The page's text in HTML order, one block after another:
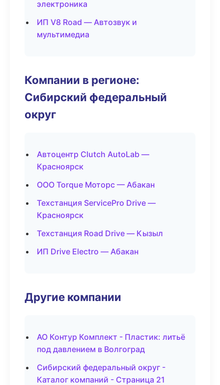
электроника
ИП V8 Road — Автозвук и
мультимедиа
Компании в регионе:
Сибирский федеральный
округ
Автоцентр Clutch AutoLab —
Красноярск
ООО Torque Моторс — Абакан
Техстанция ServicePro Drive —
Красноярск
Техстанция Road Drive — Кызыл
ИП Drive Electro — Абакан
Другие компании
АО Контур Комплект - Пластик: литьё
под давлением в Волгоград
Сибирский федеральный округ -
Каталог компаний - Страница 21